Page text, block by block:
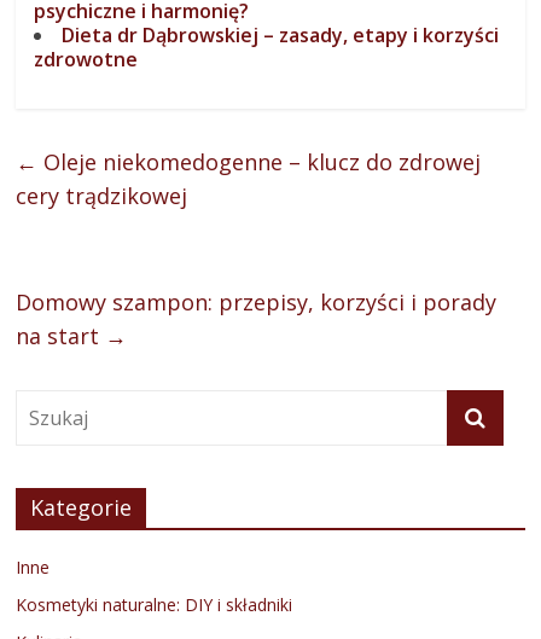
psychiczne i harmonię?
Dieta dr Dąbrowskiej – zasady, etapy i korzyści
zdrowotne
← Oleje niekomedogenne – klucz do zdrowej
cery trądzikowej
Domowy szampon: przepisy, korzyści i porady
na start →
Kategorie
Inne
Kosmetyki naturalne: DIY i składniki